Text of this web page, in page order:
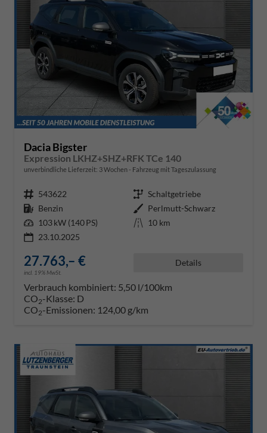
Dacia Bigster
Expression LKHZ+SHZ+RFK TCe 140
unverbindliche Lieferzeit: 3 Wochen Fahrzeug mit Tageszulassung
Fahrzeugnr. 543622 Getriebe Schaltgetriebe
Kraftstoff Benzin Außenfarbe Perlmutt-Schwarz
Leistung 103 kW (140 PS) Kilometerstand 10 km
23.10.2025
27.763,– €
incl. 19% MwSt.
Details
Verbrauch kombiniert: 5,50 l/100km
CO2-Klasse: D
CO2-Emissionen: 124,00 g/km